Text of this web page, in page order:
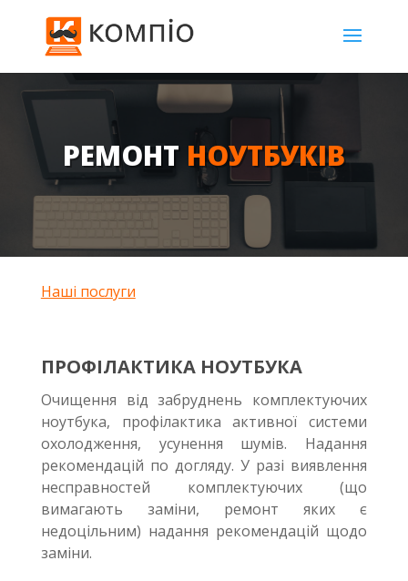
РЕМОНТ НОУТБУКІВ
Наші послуги
ПРОФІЛАКТИКА НОУТБУКА
Очищення від забруднень комплектуючих
ноутбука, профілактика активної системи
охолодження, усунення шумів. Надання
рекомендацій по догляду. У разі виявлення
несправностей комплектуючих (що
вимагають заміни, ремонт яких є
недоцільним) надання рекомендацій щодо
заміни.